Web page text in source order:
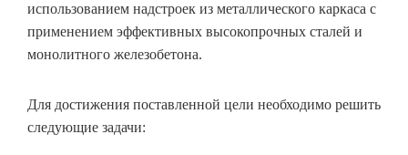
использованием надстроек из металлического каркаса с
применением эффективных высокопрочных сталей и
монолитного железобетона.
Для достижения поставленной цели необходимо решить
следующие задачи: